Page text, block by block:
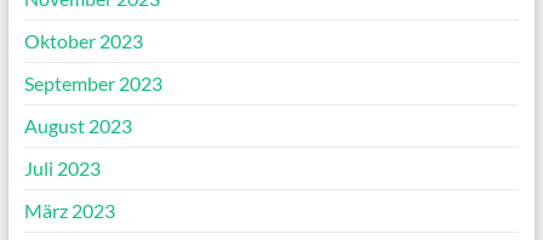
Oktober 2023
September 2023
August 2023
Juli 2023
März 2023